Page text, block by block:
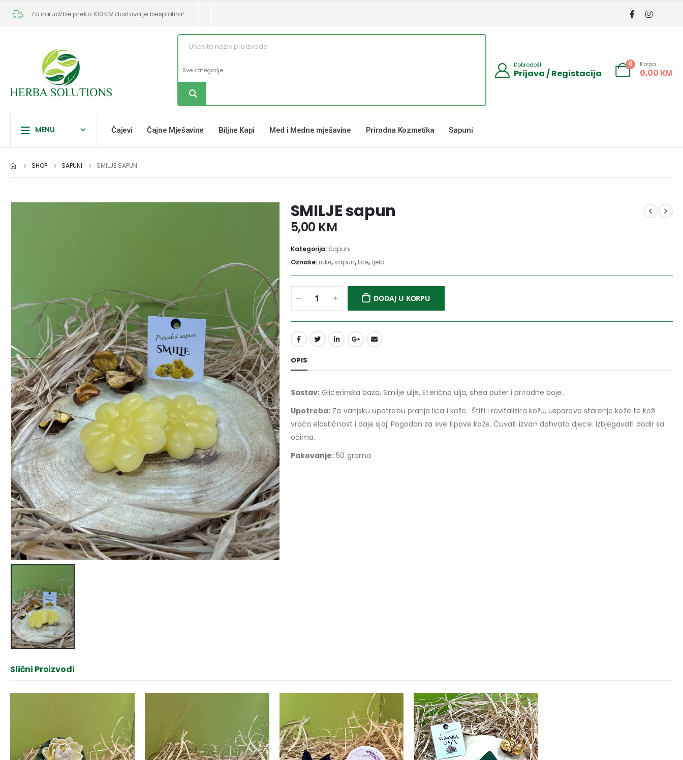
Za narudžbe preko 100 KM dostava je besplatna!
Dobrodošli
Prijava / Registacija
0 Korpa
0,00 KM
MENU Čajevi Čajne Mješavine Biljne Kapi Med i Medne mješavine Prirodna Kozmetika Sapuni
SHOP SAPUNI SMILJE SAPUN
SMILJE sapun
5,00 KM
Kategorija: Sapuni
Oznake: ruke, sapun, lice,tjelo
DODAJ U KORPU
OPIS
Sastav: Glicerinska baza, Smilje ulje, Eterična ulja, shea puter i prirodne boje.
Upotreba: Za vanjsku upotrebu pranja lica i kože. Štiti i revitalizira kožu, usporava starenje kože te koži
vraća elastičnost i daje sjaj. Pogodan za sve tipove kože. Čuvati izvan dohvata djece. Izbjegavati dodir sa
očima.
Pakovanje: 50 grama
Slični Proizvodi